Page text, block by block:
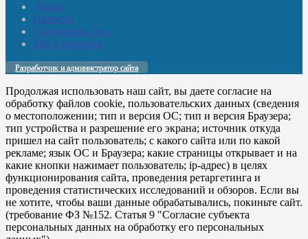
Домой
Новости
Документы. Все
Мы в соцсетях
Разработчик и администратор сайта
Продолжая использовать наш сайт, вы даете согласие на
обработку файлов cookie, пользовательских данных (сведения
о местоположении; тип и версия ОС; тип и версия Браузера;
тип устройства и разрешение его экрана; источник откуда
пришел на сайт пользователь; с какого сайта или по какой
рекламе; язык ОС и Браузера; какие страницы открывает и на
какие кнопки нажимает пользователь; ip-адрес) в целях
функционирования сайта, проведения ретаргетинга и
проведения статистических исследований и обзоров. Если вы
не хотите, чтобы ваши данные обрабатывались, покиньте сайт.
(требование ФЗ №152. Статья 9 "Согласие субъекта
персональных данных на обработку его персональных